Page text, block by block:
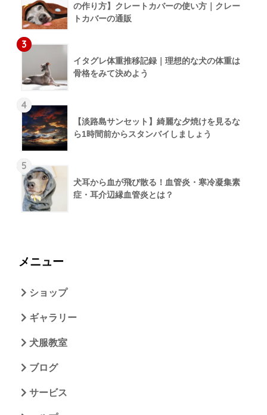
の作り方】クレートカバーの使い方｜クレー
トカバーの通販
3
イタグレ体重推移記録｜理想的な犬の体重は
骨格をみて決めよう
4
【淡路島サンセット】綺麗な夕焼けを見るな
ら1時間前からスタンバイしましょう
5
犬耳から血が飛び散る！血管炎・寒冷凝集素
症・耳介辺縁血管炎とは？
メニュー
ショップ
ギャラリー
犬服教室
ブログ
サービス